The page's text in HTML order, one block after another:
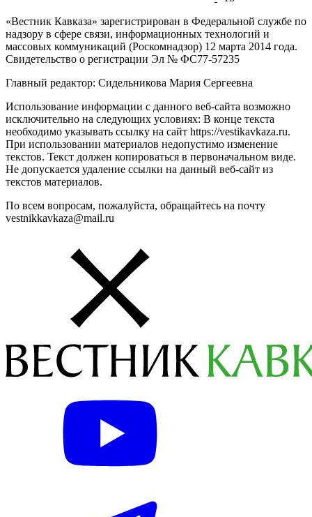
«Вестник Кавказа» зарегистрирован в Федеральной службе по
надзору в сфере связи, информационных технологий и
массовых коммуникаций (Роскомнадзор) 12 марта 2014 года.
Свидетельство о регистрации Эл № ФС77-57235
Главный редактор: Сидельникова Мария Сергеевна
Использование информации с данного веб-сайта возможно
исключительно на следующих условиях: В конце текста
необходимо указывать ссылку на сайт https://vestikavkaza.ru.
При использовании материалов недопустимо изменение
текстов. Текст должен копироваться в первоначальном виде.
Не допускается удаление ссылки на данный веб-сайт из
текстов материалов.
По всем вопросам, пожалуйста, обращайтесь на почту
vestnikkavkaza@mail.ru